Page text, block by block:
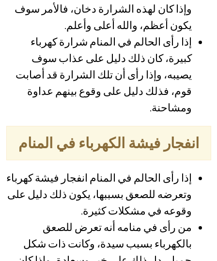
وإذا كان لهذه الشرارة دخان، فالأمر سوف
يكون أعظم، والله أعلى وأعلم.
إذا رأى الحالم في المنام شرارة كهرباء
كبيرة، كان ذلك دليل على عذاب سوف
يصيبه، وإذا رأى أن تلك الشرارة قد أصابت
قوم، فذلك دليل على وقوع بينهم عداوة
ومشاحنة.
انفجار فيشة الكهرباء في المنام
إذا رأى الحالم في المنام انفجار فيشة كهرباء
وتعرضه للصعق بسببها، يكون ذلك دليل على
وقوعه في مشكلات كثيرة.
من رأى في منامه أنه تعرض للصعق
بالكهرباء بسبب سيدة، وكانت ذات شكل